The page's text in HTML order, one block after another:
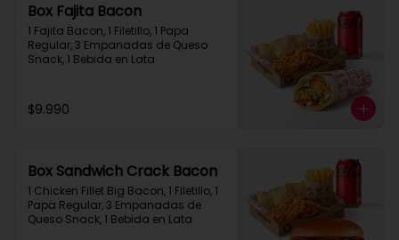
Box Fajita Bacon
1 Fajita Bacon, 1 Filetillo, 1 Papa
Regular, 3 Empanadas de Queso
Snack, 1 Bebida en Lata
$9.990
Box Sandwich Crack Bacon
1 Chicken Fillet Big Bacon, 1 Filetillo, 1
Papa Regular, 3 Empanadas de
Queso Snack, 1 Bebida en Lata